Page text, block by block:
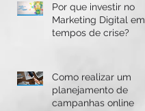
Por que investir no
Marketing Digital em
tempos de crise?
Como realizar um
planejamento de
campanhas online